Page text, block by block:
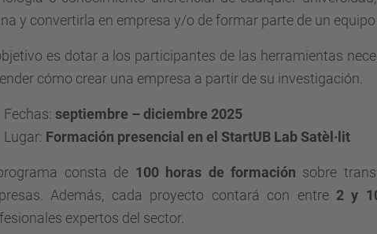
y convertirla en empresa y/o de formar parte de un equipo
es dotar a los participantes de las herramientas
cómo crear una empresa a partir de su investigación.
Fechas: septiembre – diciembre 2025
Lugar: Formación presencial en el StartUB Lab Satèl·lit
consta de 100 horas de formación sobre
Además, cada proyecto contará con entre 2 y
expertos del sector.